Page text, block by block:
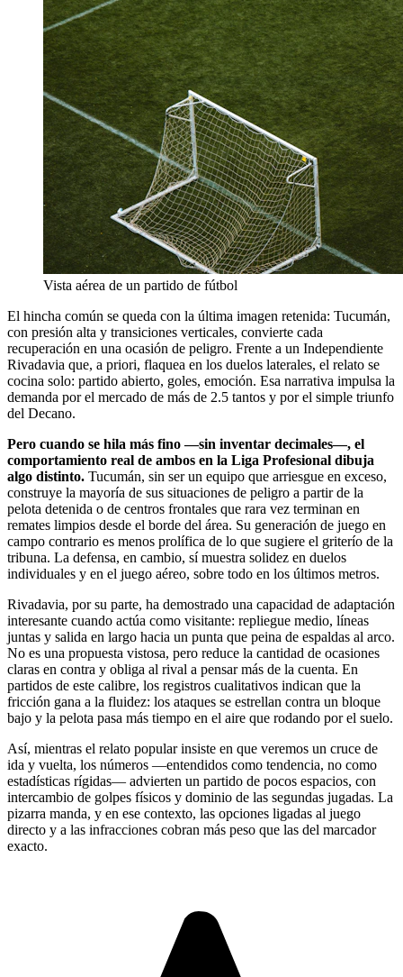
Vista aérea de un partido de fútbol
El hincha común se queda con la última imagen retenida: Tucumán,
con presión alta y transiciones verticales, convierte cada
recuperación en una ocasión de peligro. Frente a un Independiente
Rivadavia que, a priori, flaquea en los duelos laterales, el relato se
cocina solo: partido abierto, goles, emoción. Esa narrativa impulsa la
demanda por el mercado de más de 2.5 tantos y por el simple triunfo
del Decano.
Pero cuando se hila más fino —sin inventar decimales—, el
comportamiento real de ambos en la Liga Profesional dibuja
algo distinto. Tucumán, sin ser un equipo que arriesgue en exceso,
construye la mayoría de sus situaciones de peligro a partir de la
pelota detenida o de centros frontales que rara vez terminan en
remates limpios desde el borde del área. Su generación de juego en
campo contrario es menos prolífica de lo que sugiere el griterío de la
tribuna. La defensa, en cambio, sí muestra solidez en duelos
individuales y en el juego aéreo, sobre todo en los últimos metros.
Rivadavia, por su parte, ha demostrado una capacidad de adaptación
interesante cuando actúa como visitante: repliegue medio, líneas
juntas y salida en largo hacia un punta que peina de espaldas al arco.
No es una propuesta vistosa, pero reduce la cantidad de ocasiones
claras en contra y obliga al rival a pensar más de la cuenta. En
partidos de este calibre, los registros cualitativos indican que la
fricción gana a la fluidez: los ataques se estrellan contra un bloque
bajo y la pelota pasa más tiempo en el aire que rodando por el suelo.
Así, mientras el relato popular insiste en que veremos un cruce de
ida y vuelta, los números —entendidos como tendencia, no como
estadísticas rígidas— advierten un partido de pocos espacios, con
intercambio de golpes físicos y dominio de las segundas jugadas. La
pizarra manda, y en ese contexto, las opciones ligadas al juego
directo y a las infracciones cobran más peso que las del marcador
exacto.